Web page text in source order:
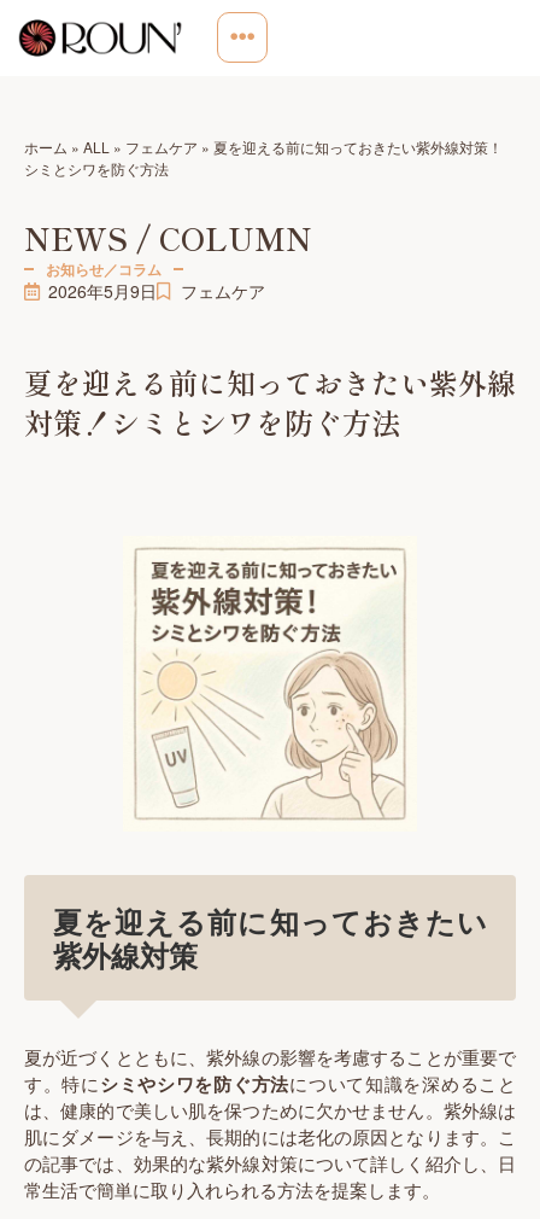
ホーム » ALL » フェムケア » 夏を迎える前に知っておきたい紫外線対策！
シミとシワを防ぐ方法
NEWS / COLUMN
お知らせ／コラム
2026年5月9日 フェムケア
夏を迎える前に知っておきたい紫外線
対策！シミとシワを防ぐ方法
夏を迎える前に知っておきたい
紫外線対策
夏が近づくとともに、紫外線の影響を考慮することが重要で
す。特にシミやシワを防ぐ方法について知識を深めること
は、健康的で美しい肌を保つために欠かせません。紫外線は
肌にダメージを与え、長期的には老化の原因となります。こ
の記事では、効果的な紫外線対策について詳しく紹介し、日
常生活で簡単に取り入れられる方法を提案します。